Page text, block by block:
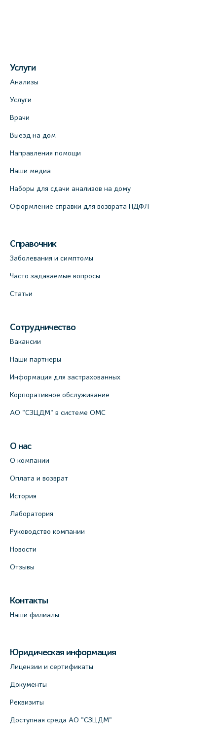
Услуги
Анализы
Услуги
Врачи
Выезд на дом
Направления помощи
Наши медиа
Наборы для сдачи анализов на дому
Оформление справки для возврата НДФЛ
Справочник
Заболевания и симптомы
Часто задаваемые вопросы
Статьи
Сотрудничество
Вакансии
Наши партнеры
Информация для застрахованных
Корпоративное обслуживание
АО "СЗЦДМ" в системе ОМС
О нас
О компании
Оплата и возврат
История
Лаборатория
Руководство компании
Новости
Отзывы
Контакты
Наши филиалы
Юридическая информация
Лицензии и сертификаты
Документы
Реквизиты
Доступная среда АО "СЗЦДМ"